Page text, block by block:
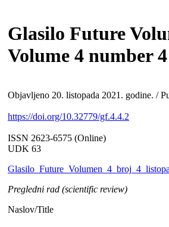
Glasilo Future
Volume 4 number
Objavljeno 20. listopada 2021. godine. /
https://doi.org/10.32779/gf.4.4.2
ISSN 2623-6575 (Online)
UDK 63
Pregledni rad (scientific review)
Naslov/Title